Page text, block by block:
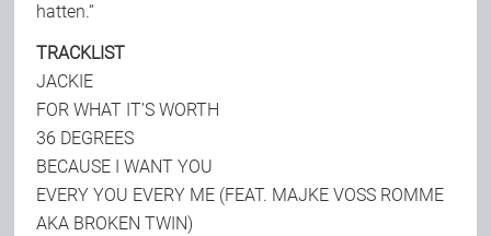
hatten.“
TRACKLIST
JACKIE
FOR WHAT IT’S WORTH
36 DEGREES
BECAUSE I WANT YOU
EVERY YOU EVERY ME (FEAT. MAJKE VOSS ROMME
AKA BROKEN TWIN)